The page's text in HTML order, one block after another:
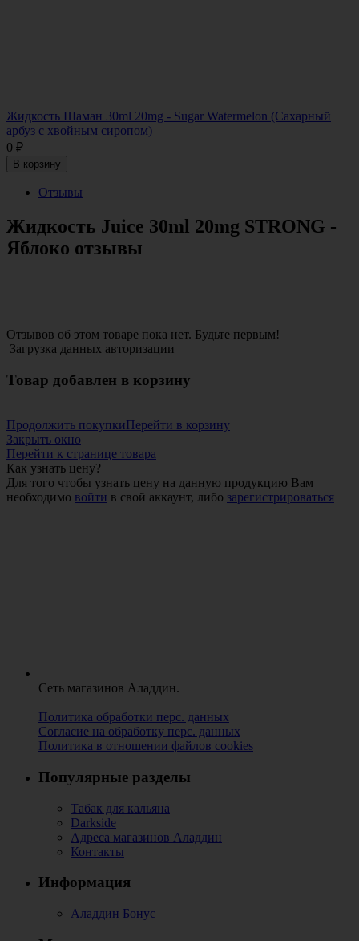
Жидкость Шаман 30ml 20mg - Sugar Watermelon (Сахарный
арбуз с хвойным сиропом)
0 ₽
В корзину
Отзывы
Жидкость Juice 30ml 20mg STRONG -
Яблоко отзывы
Отзывов об этом товаре пока нет. Будьте первым!
Загрузка данных авторизации
Товар добавлен в корзину
Продолжить покупкиПерейти в корзину
Закрыть окно
Перейти к странице товара
Как узнать цену?
Для того чтобы узнать цену на данную продукцию Вам
необходимо войти в свой аккаунт, либо зарегистрироваться
Сеть магазинов Аладдин.
Политика обработки перс. данных
Согласие на обработку перс. данных
Политика в отношении файлов cookies
Популярные разделы
Табак для кальяна
Darkside
Адреса магазинов Аладдин
Контакты
Информация
Аладдин Бонус